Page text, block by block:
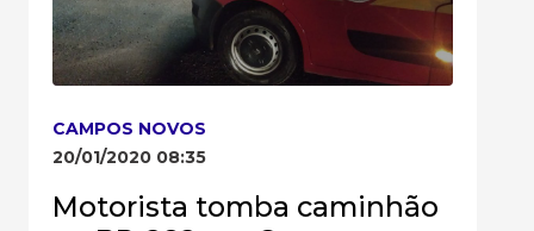
CAMPOS NOVOS
20/01/2020 08:35
Motorista tomba caminhão